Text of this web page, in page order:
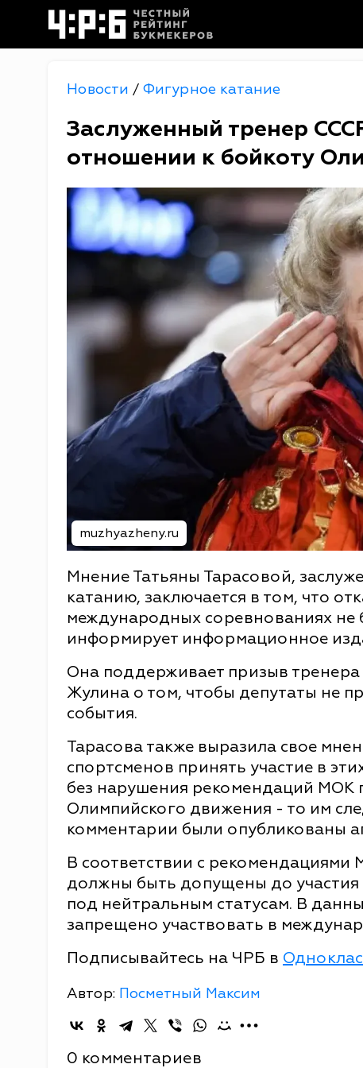
Новости / Фигурное катание
Заслуженный тренер
отношении к бойкоту
muzhyazheny.ru
Мнение Татьяны Тарасовой,
катанию, заключается в том, что
международных соревнованиях не
информирует информационное
Она поддерживает призыв
Жулина о том, чтобы депутаты не
события.
Тарасова также выразила свое
спортсменов принять участие в
без нарушения рекомендаций МОК
Олимпийского движения - то им
комментарии были опубликованы
В соответствии с
должны быть допущены до участия
под нейтральным статусам. В
запрещено участвовать в
Подписывайтесь на ЧРБ в
Автор: Посметный Максим
0 комментариев